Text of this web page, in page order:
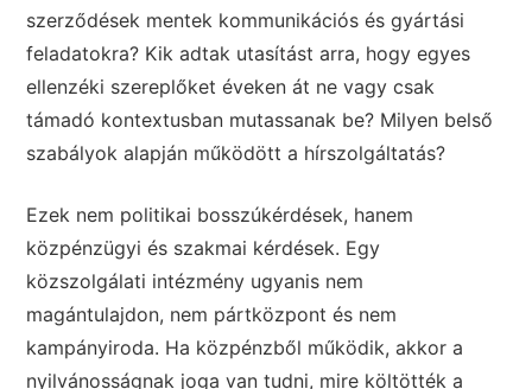
szerződések mentek kommunikációs és gyártási
feladatokra? Kik adtak utasítást arra, hogy egyes
ellenzéki szereplőket éveken át ne vagy csak
támadó kontextusban mutassanak be? Milyen belső
szabályok alapján működött a hírszolgáltatás?
Ezek nem politikai bosszúkérdések, hanem
közpénzügyi és szakmai kérdések. Egy
közszolgálati intézmény ugyanis nem
magántulajdon, nem pártközpont és nem
kampányiroda. Ha közpénzből működik, akkor a
nyilvánosságnak joga van tudni, mire költötték a